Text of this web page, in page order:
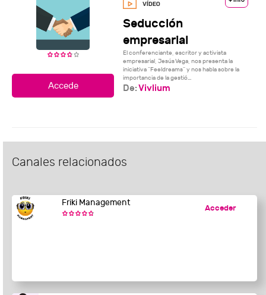
Seducción
empresarial
El conferenciante, escritor y activista
empresarial, Jesús Vega, nos presenta la
iniciativa “Feeldreams” y nos habla sobre la
importancia de la gestió...
De:Vivlium
Canales relacionados
Friki Management
Acceder